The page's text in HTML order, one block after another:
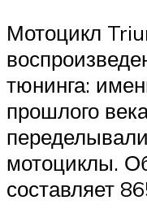
Мотоцикл
тюнинга:
прошлого
мотоциклы.
составляет